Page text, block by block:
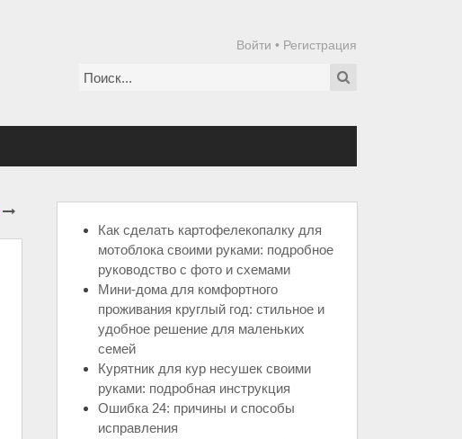
Войти • Регистрация
Как сделать картофелекопалку для
мотоблока своими руками: подробное
руководство с фото и схемами
Мини-дома для комфортного
проживания круглый год: стильное и
удобное решение для маленьких
семей
Курятник для кур несушек своими
руками: подробная инструкция
Ошибка 24: причины и способы
исправления